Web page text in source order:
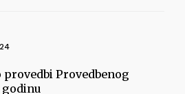
provedbi Provedbenog
godinu